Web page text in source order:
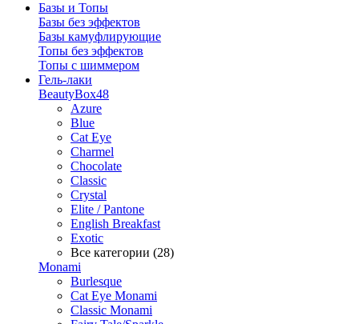
Базы и Топы
Базы без эффектов
Базы камуфлирующие
Топы без эффектов
Топы с шиммером
Гель-лаки
BeautyBox48
Azure
Blue
Cat Eye
Charmel
Chocolate
Classic
Crystal
Elite / Pantone
English Breakfast
Exotic
Все категории (28)
Monami
Burlesque
Cat Eye Monami
Classic Monami